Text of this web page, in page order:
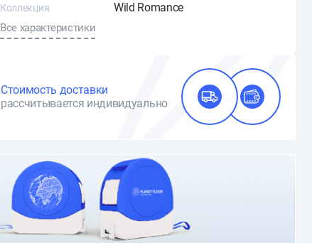
Коллекция Wild Romance
Все характеристики
Стоимость доставки
рассчитывается индивидуально
О доставке и оплате